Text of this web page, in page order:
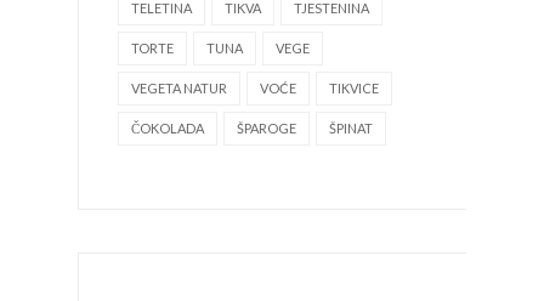
TELETINA TIKVA TJESTENINA
TORTE TUNA VEGE
VEGETA NATUR VOĆE TIKVICE
ČOKOLADA ŠPAROGE ŠPINAT